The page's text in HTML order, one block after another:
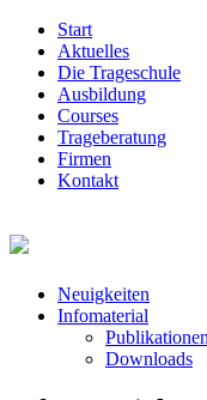
Start
Aktuelles
Die Trageschule
Ausbildung
Courses
Trageberatung
Firmen
Kontakt
Neuigkeiten
Infomaterial
Publikationen
Downloads